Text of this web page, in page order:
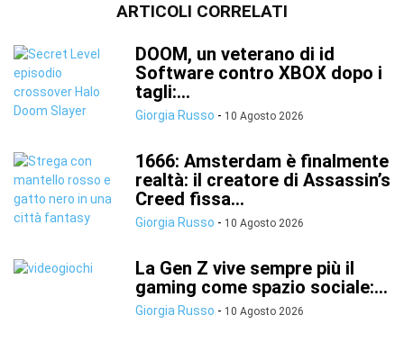
ARTICOLI CORRELATI
DOOM, un veterano di id
Software contro XBOX dopo i
tagli:...
Giorgia Russo - 10 Agosto 2026
1666: Amsterdam è finalmente
realtà: il creatore di Assassin’s
Creed fissa...
Giorgia Russo - 10 Agosto 2026
La Gen Z vive sempre più il
gaming come spazio sociale:...
Giorgia Russo - 10 Agosto 2026